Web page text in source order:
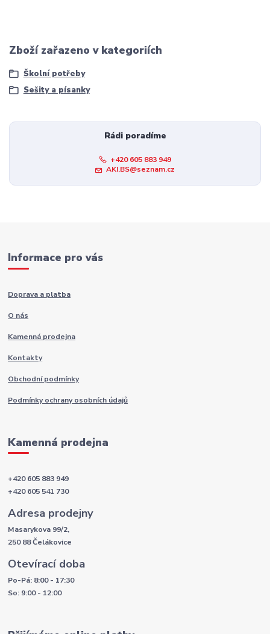
Zboží zařazeno v kategoriích
Školní potřeby
Sešity a písanky
Rádi poradíme
+420 605 883 949
AKI.BS@seznam.cz
Informace pro vás
Doprava a platba
O nás
Kamenná prodejna
Kontakty
Obchodní podmínky
Podmínky ochrany osobních údajů
Kamenná prodejna
+420 605 883 949
+420 605 541 730
Adresa prodejny
Masarykova 99/2,
250 88 Čelákovice
Otevírací doba
Po-Pá: 8:00 - 17:30
So: 9:00 - 12:00